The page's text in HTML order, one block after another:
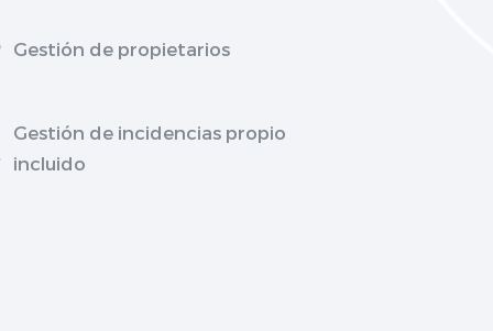
Gestión de propietarios
Gestión de incidencias propio
incluido